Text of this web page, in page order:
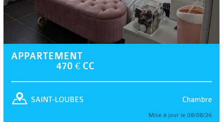
APPARTEMENT
470 € CC
Chambre
SAINT-LOUBES
Mise à jour le 08/08/26